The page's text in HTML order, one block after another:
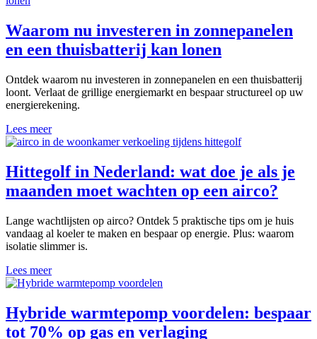
Waarom nu investeren in zonnepanelen
en een thuisbatterij kan lonen
Ontdek waarom nu investeren in zonnepanelen en een thuisbatterij
loont. Verlaat de grillige energiemarkt en bespaar structureel op uw
energierekening.
Lees meer
Hittegolf in Nederland: wat doe je als je
maanden moet wachten op een airco?
Lange wachtlijsten op airco? Ontdek 5 praktische tips om je huis
vandaag al koeler te maken en bespaar op energie. Plus: waarom
isolatie slimmer is.
Lees meer
Hybride warmtepomp voordelen: bespaar
tot 70% op gas en verlaging